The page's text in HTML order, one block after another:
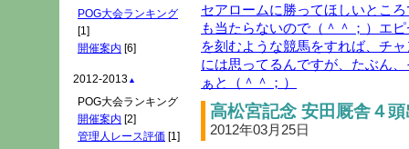
セアロームに勝ってほしいとこ
も当たらないので（＾＾；）エ
を刻むような競馬をすれば、チ
には思ってるんですが、たぶん
ぁと（＾＾；）
高松宮記念 安田厩舎４
2012年03月25日
POG大会ランキング
[1]
開催案内 [6]
2012-2013 ▲
POG大会ランキング
開催案内 [2]
管理人レース評価 [1]